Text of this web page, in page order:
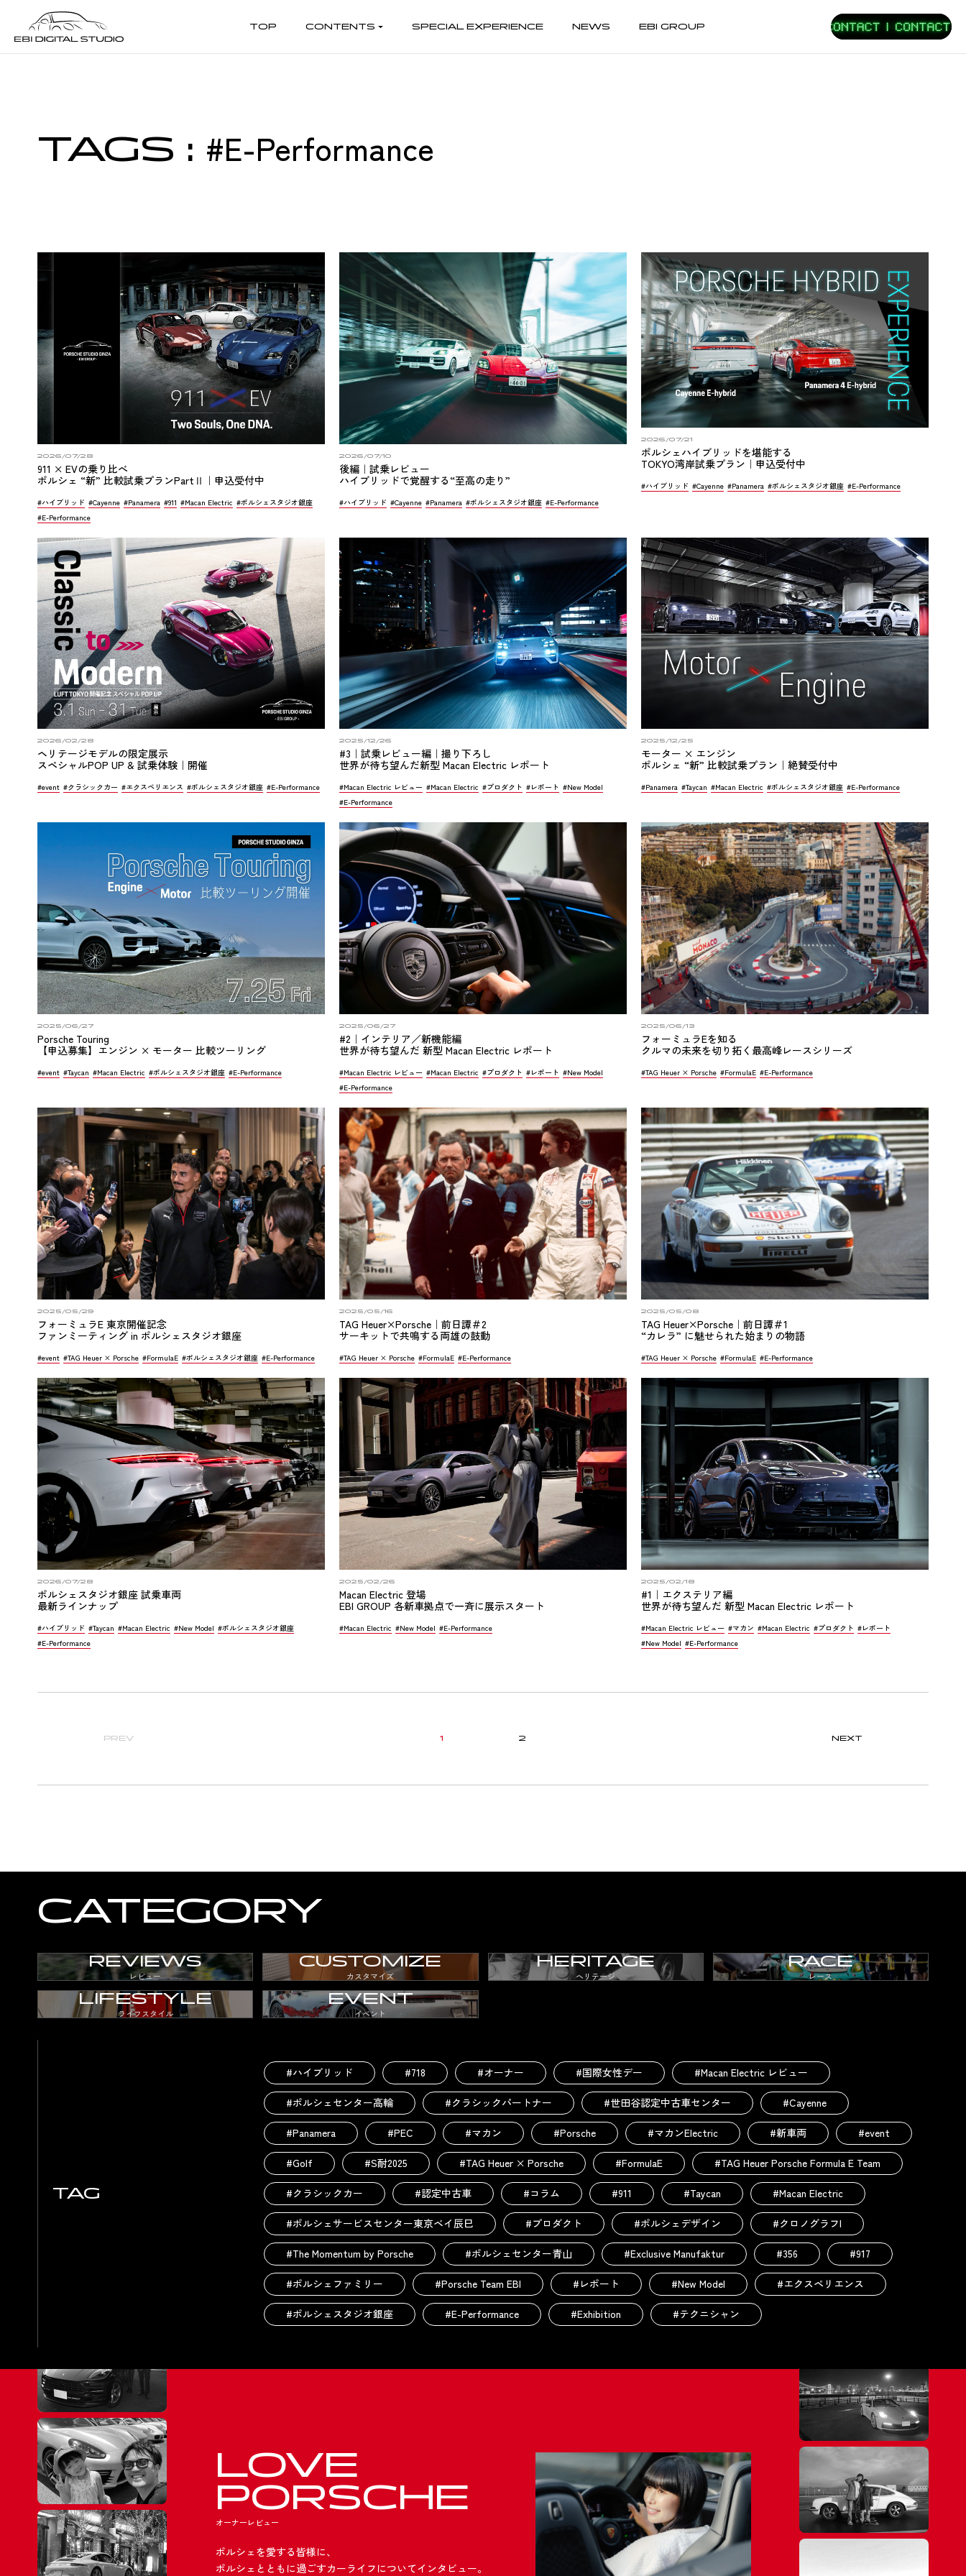
TOP CONTENTS SPECIAL EXPERIENCE NEWS EBI GROUP
TAGS : #E-Performance
2026/07/28
911 × EVの乗り比べ
ポルシェ “新” 比較試乗プランPartⅡ｜申込受付中
#ハイブリッド #Cayenne #Panamera #911 #Macan Electric #ポルシェスタジオ銀座
#E-Performance
2026/07/10
後編｜試乗レビュー
ハイブリッドで覚醒する“至高の走り”
#ハイブリッド #Cayenne #Panamera #ポルシェスタジオ銀座 #E-Performance
2026/07/21
ポルシェハイブリッドを堪能する
TOKYO湾岸試乗プラン｜申込受付中
#ハイブリッド #Cayenne #Panamera #ポルシェスタジオ銀座 #E-Performance
2026/02/28
ヘリテージモデルの限定展示
スペシャルPOP UP & 試乗体験｜開催
#event #クラシックカー #エクスペリエンス #ポルシェスタジオ銀座 #E-Performance
2025/12/26
#3｜試乗レビュー編｜撮り下ろし
世界が待ち望んだ新型 Macan Electric レポート
#Macan Electric レビュー #Macan Electric #プロダクト #レポート #New Model
#E-Performance
2025/12/25
モーター × エンジン
ポルシェ “新” 比較試乗プラン｜絶賛受付中
#Panamera #Taycan #Macan Electric #ポルシェスタジオ銀座 #E-Performance
2025/06/27
Porsche Touring
【申込募集】エンジン × モーター 比較ツーリング
#event #Taycan #Macan Electric #ポルシェスタジオ銀座 #E-Performance
2025/06/27
#2｜インテリア／新機能編
世界が待ち望んだ 新型 Macan Electric レポート
#Macan Electric レビュー #Macan Electric #プロダクト #レポート #New Model
#E-Performance
2025/06/13
フォーミュラEを知る
クルマの未来を切り拓く最高峰レースシリーズ
#TAG Heuer × Porsche #FormulaE #E-Performance
2025/05/29
フォーミュラE 東京開催記念
ファンミーティング in ポルシェスタジオ銀座
#event #TAG Heuer × Porsche #FormulaE #ポルシェスタジオ銀座 #E-Performance
2025/05/16
TAG Heuer×Porsche｜前日譚＃2
サーキットで共鳴する両雄の鼓動
#TAG Heuer × Porsche #FormulaE #E-Performance
2025/05/08
TAG Heuer×Porsche｜前日譚＃1
“カレラ” に魅せられた始まりの物語
#TAG Heuer × Porsche #FormulaE #E-Performance
2026/07/28
ポルシェスタジオ銀座 試乗車両
最新ラインナップ
#ハイブリッド #Taycan #Macan Electric #New Model #ポルシェスタジオ銀座
#E-Performance
2025/02/26
Macan Electric 登場
EBI GROUP 各新車拠点で一斉に展示スタート
#Macan Electric #New Model #E-Performance
2025/02/18
#1｜エクステリア編
世界が待ち望んだ 新型 Macan Electric レポート
#Macan Electric レビュー #マカン #Macan Electric #プロダクト #レポート
#New Model #E-Performance
PREV 1 2 NEXT
CATEGORY
REVIEWS
レビュー
CUSTOMIZE
カスタマイズ
HERITAGE
ヘリテージ
RACE
レース
LIFESTYLE
ライフスタイル
EVENT
イベント
TAG
#ハイブリッド #718 #オーナー #国際女性デー #Macan Electric レビュー
#ポルシェセンター高輪 #クラシックパートナー #世田谷認定中古車センター #Cayenne
#Panamera #PEC #マカン #Porsche #マカンElectric #新車両 #event
#Golf #S耐2025 #TAG Heuer × Porsche #FormulaE #TAG Heuer Porsche Formula E Team
#クラシックカー #認定中古車 #コラム #911 #Taycan #Macan Electric
#ポルシェサービスセンター東京ベイ辰巳 #プロダクト #ポルシェデザイン #クロノグラフI
#The Momentum by Porsche #ポルシェセンター青山 #Exclusive Manufaktur #356 #917
#ポルシェファミリー #Porsche Team EBI #レポート #New Model #エクスペリエンス
#ポルシェスタジオ銀座 #E-Performance #Exhibition #テクニシャン
LOVE
PORSCHE
オーナーレビュー
ポルシェを愛する皆様に、
ポルシェとともに過ごすカーライフについてインタビュー。